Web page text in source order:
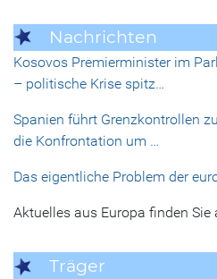
Nachrichten
Kosovos Premierminister im
– politische Krise spitz…
Spanien führt Grenzkontrollen
die Konfrontation um …
Das eigentliche Problem der
Aktuelles aus Europa finden Sie
Träger